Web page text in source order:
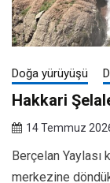
Doğa yürüyüşü
Hakkari
14 Temmuz
Berçelan Yaylası
merkezine